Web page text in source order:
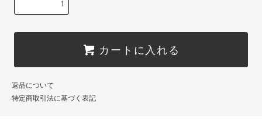
カートに入れる
返品について
特定商取引法に基づく表記